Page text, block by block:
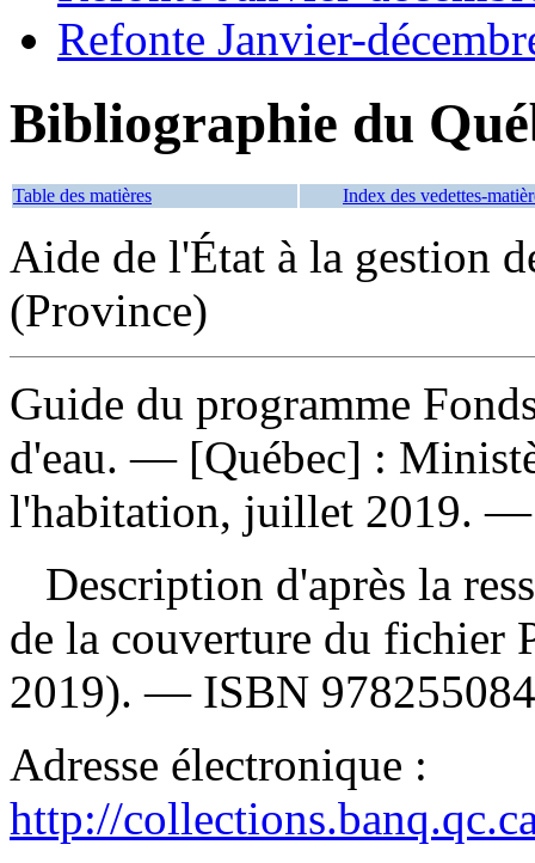
Refonte Janvier-
Bibliographie du
Table des matières Index des vedettes-
Aide de l'État à la gestion
(Province)
Guide du programme
d'eau. — [Québec] :
l'habitation, juillet 2019. —
Description d'après la
de la couverture du fichier
2019). — ISBN
Adresse électronique :
http://